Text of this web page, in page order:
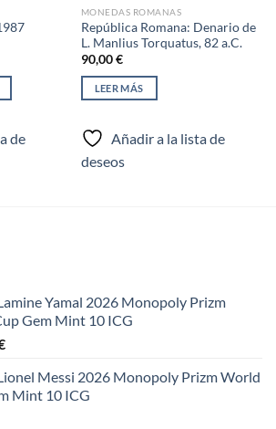
de
MONEDAS ROMANAS
República Romana: Denario de
L. Manlius Torquatus, 82 a.C.
90,00€
LEER MÁS
Añadir a la lista de
deseos
Yamal 2026 Monopoly Prizm
Gem Mint 10 ICG
Messi 2026 Monopoly Prizm World
Mint 10 ICG